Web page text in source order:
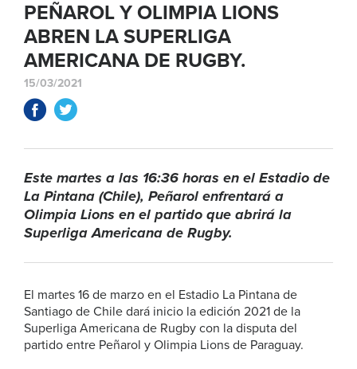
PEÑAROL Y OLIMPIA LIONS
ABREN LA SUPERLIGA
AMERICANA DE RUGBY.
15/03/2021
Este martes a las 16:36 horas en el Estadio de
La Pintana (Chile), Peñarol enfrentará a
Olimpia Lions en el partido que abrirá la
Superliga Americana de Rugby.
El martes 16 de marzo en el Estadio La Pintana de
Santiago de Chile dará inicio la edición 2021 de la
Superliga Americana de Rugby con la disputa del
partido entre Peñarol y Olimpia Lions de Paraguay.